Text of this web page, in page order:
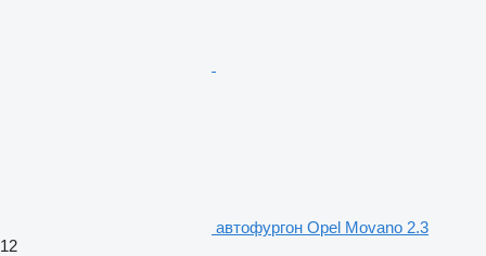
автофургон Opel Movano 2.3
12